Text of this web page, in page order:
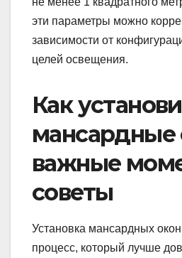
эти параметры можно
зависимости от
целей освещения.
Как
мансардные
важные
советы
Установка мансардных
процесс, который лучше